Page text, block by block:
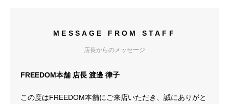
MESSAGE FROM STAFF
店長からのメッセージ
FREEDOM本舗 店長 渡邊 律子
この度はFREEDOM本舗にご来店いただき、誠にありがと